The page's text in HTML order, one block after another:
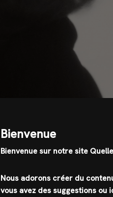
Bienvenue
Bienvenue sur notre site
Nous adorons créer du
vous avez des suggestions ou